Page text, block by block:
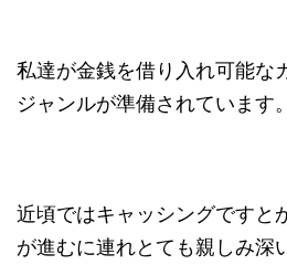
私達が金銭を借り入れ可能な
ジャンルが準備されています。
近頃ではキャッシングですと
が進むに連れとても親しみ深